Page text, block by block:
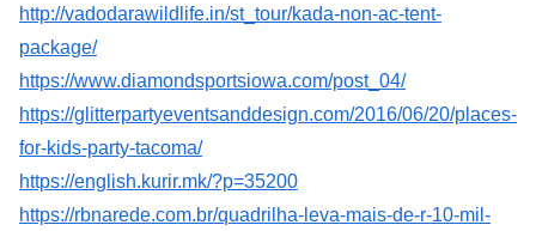
http://vadodarawildlife.in/st_tour/kada-non-ac-tent-
package/
https://www.diamondsportsiowa.com/post_04/
https://glitterpartyeventsanddesign.com/2016/06/20/places-
for-kids-party-tacoma/
https://english.kurir.mk/?p=35200
https://rbnarede.com.br/quadrilha-leva-mais-de-r-10-mil-